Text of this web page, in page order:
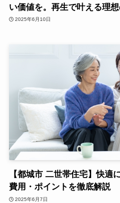
い価値を。再生で叶える理
2025年6月10日
【都城市 二世帯住宅】快適
費用・ポイントを徹底解説
2025年6月7日